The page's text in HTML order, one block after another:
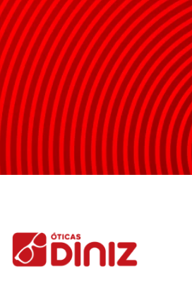
Endereço de email
Escreva uma avaliação